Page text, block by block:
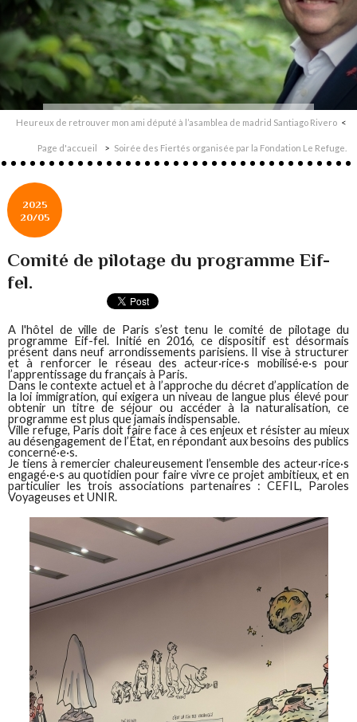
Heureux de retrouver mon ami député à l’asamblea de madrid Santiago Rivero
Page d'accueil Soirée des Fiertés organisée par la Fondation Le Refuge.
2025
20/05
Comité de pilotage du programme Eif-
fel.
A l'hôtel de ville de Paris s’est tenu le comité de pilotage du
programme Eif-fel. Initié en 2016, ce dispositif est désormais
présent dans neuf arrondissements parisiens. Il vise à structurer
et à renforcer le réseau des acteur·rice·s mobilisé·e·s pour
l’apprentissage du français à Paris.
Dans le contexte actuel et à l’approche du décret d’application de
la loi immigration, qui exigera un niveau de langue plus élevé pour
obtenir un titre de séjour ou accéder à la naturalisation, ce
programme est plus que jamais indispensable.
Ville refuge, Paris doit faire face à ces enjeux et résister au mieux
au désengagement de l’État, en répondant aux besoins des publics
concerné·e·s.
Je tiens à remercier chaleureusement l’ensemble des acteur·rice·s
engagé·e·s au quotidien pour faire vivre ce projet ambitieux, et en
particulier les trois associations partenaires : CEFIL, Paroles
Voyageuses et UNIR.